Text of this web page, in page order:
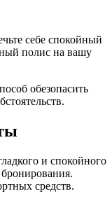
себе спокойный
полис на вашу
обезопасить
и спокойного
средств.